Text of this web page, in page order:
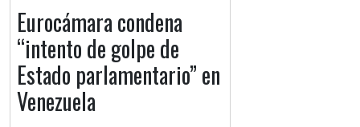
Eurocámara condena
“intento de golpe de
Estado parlamentario” en
Venezuela